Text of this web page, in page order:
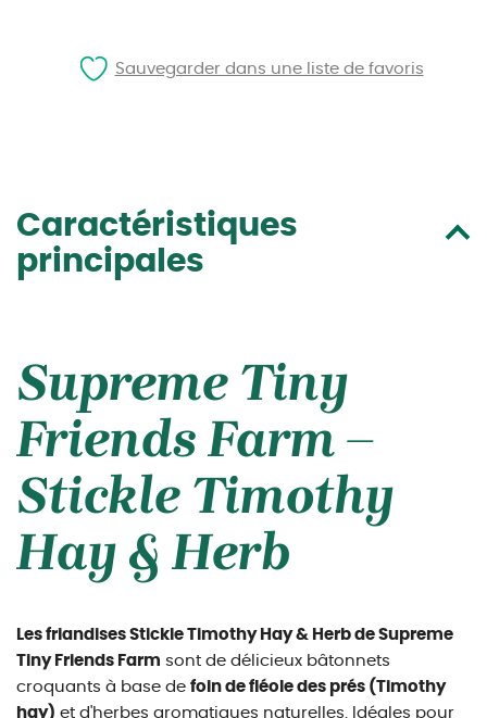
Caractéristiques
principales
Supreme Tiny
Friends Farm –
Stickle Timothy
Hay & Herb
Les friandises Stickle Timothy Hay & Herb de Supreme
Tiny Friends Farm sont de délicieux bâtonnets
croquants à base de foin de fléole des prés (Timothy
hay) et d'herbes aromatiques naturelles. Idéales pour
Sauvegarder dans une liste de favoris